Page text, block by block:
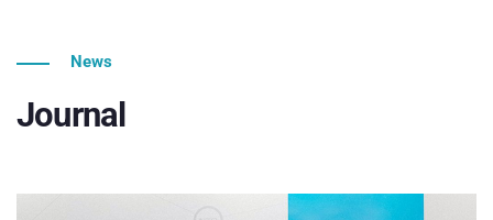
News
Journal